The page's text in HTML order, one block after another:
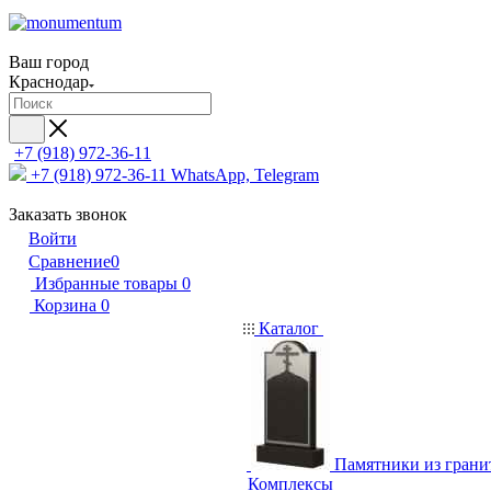
Ваш город
Краснодар
+7 (918) 972-36-11
+7 (918) 972-36-11 WhatsApp, Telegram
Заказать звонок
Войти
Сравнение0
Избранные товары 0
Корзина 0
Каталог
Памятники из
Комплексы